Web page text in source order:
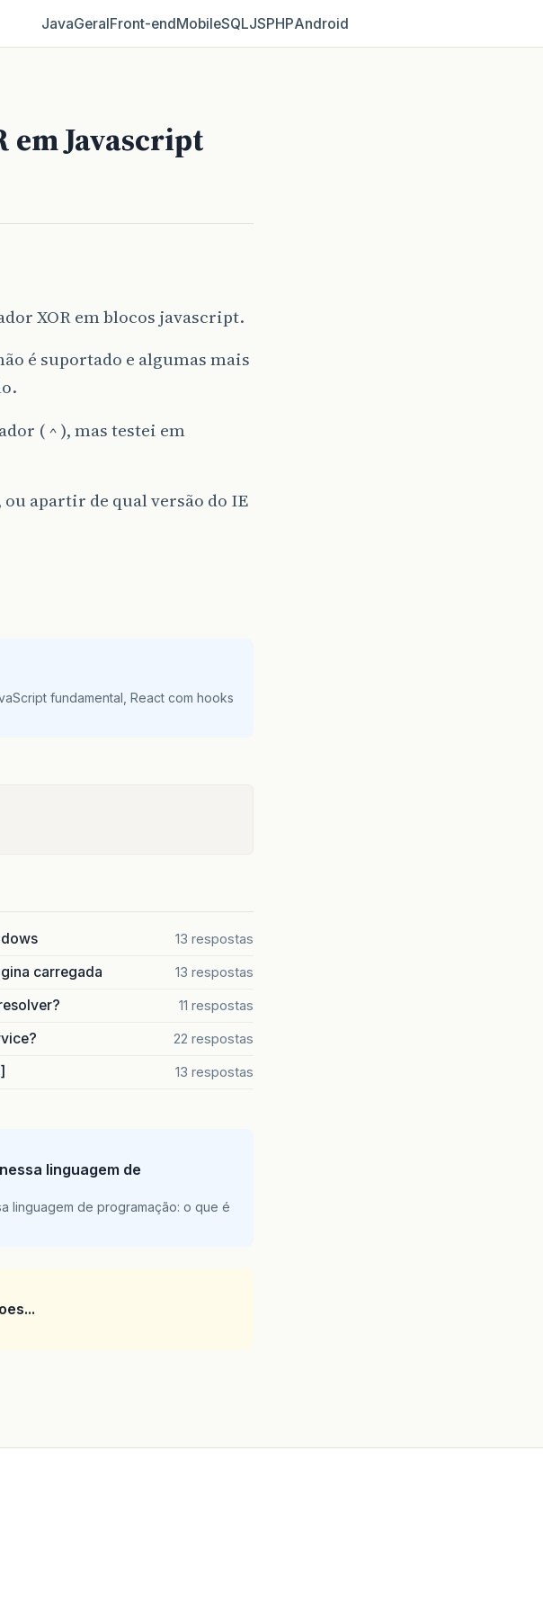
JavaGeralFront‑endMobileSQLJSPHPAndroid
em Javascript
XOR em blocos javascript.
é suportado e algumas mais
( ^ ), mas testei em
apartir de qual versão do IE
fundamental, React com hooks
13 respostas
carregada 13 respostas
11 respostas
22 respostas
13 respostas
linguagem de
linguagem de programação: o que é